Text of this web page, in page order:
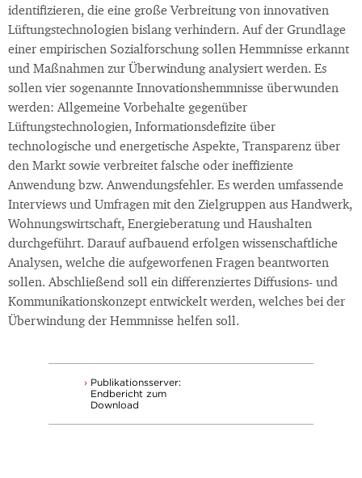
identifizieren, die eine große Verbreitung von innovativen
Lüftungstechnologien bislang verhindern. Auf der Grundlage
einer empirischen Sozialforschung sollen Hemmnisse erkannt
und Maßnahmen zur Überwindung analysiert werden. Es
sollen vier sogenannte Innovationshemmnisse überwunden
werden: Allgemeine Vorbehalte gegenüber
Lüftungstechnologien, Informationsdefizite über
technologische und energetische Aspekte, Transparenz über
den Markt sowie verbreitet falsche oder ineffiziente
Anwendung bzw. Anwendungsfehler. Es werden umfassende
Interviews und Umfragen mit den Zielgruppen aus Handwerk,
Wohnungswirtschaft, Energieberatung und Haushalten
durchgeführt. Darauf aufbauend erfolgen wissenschaftliche
Analysen, welche die aufgeworfenen Fragen beantworten
sollen. Abschließend soll ein differenziertes Diffusions- und
Kommunikationskonzept entwickelt werden, welches bei der
Überwindung der Hemmnisse helfen soll.
Publikationsserver:
Endbericht zum
Download